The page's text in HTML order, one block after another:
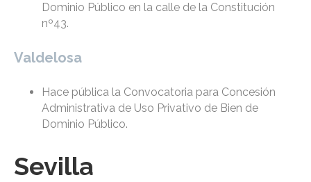
Dominio Público en la calle de la Constitución
nº43.
Valdelosa
Hace pública la Convocatoria para Concesión
Administrativa de Uso Privativo de Bien de
Dominio Público.
Sevilla